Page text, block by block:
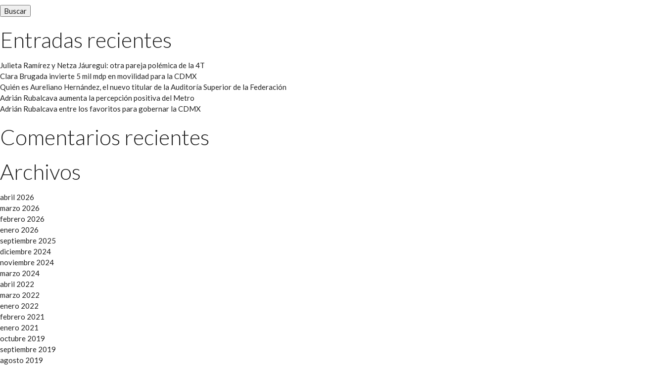
Entradas recientes
Julieta Ramírez y Netza Jáuregui: otra pareja polémica de la 4T
Clara Brugada invierte 5 mil mdp en movilidad para la CDMX
Quién es Aureliano Hernández, el nuevo titular de la Auditoría Superior de la Federación
Adrián Rubalcava aumenta la percepción positiva del Metro
Adrián Rubalcava entre los favoritos para gobernar la CDMX
Comentarios recientes
Archivos
abril 2026
marzo 2026
febrero 2026
enero 2026
septiembre 2025
diciembre 2024
noviembre 2024
marzo 2024
abril 2022
marzo 2022
enero 2022
febrero 2021
enero 2021
octubre 2019
septiembre 2019
agosto 2019